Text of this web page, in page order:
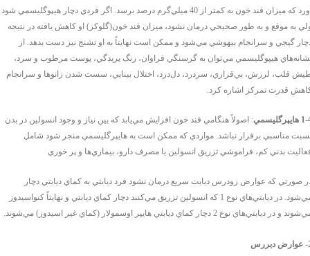
آورد كه ميزان قند خون به كمتر از 40 ميلي‌گرم درصد برسد. اگر فردي دچار هيپوگليسمي شود
به موقع و به طور صحيحي درمان نشود، ميزان قند خون(گلوكز) او كاهش يافته در نتيجه
گيجي و سرانجام بيهوشي مي‌شود و ممكن است نهايتاً به او تشنج نيز دست بدهد. از
هيپوگليسمي مي‌توان به گرسنگي فراوان، رنگ پريدگي، پوست مرطوب و سرد،
قلب، لرزش، بي‌قراري، سردرد، دل‌درد، اختلال بينايي، سست شدن زانوها و سرانجام
قدرت تمركز اشاره كرد.
: اصولاً هنگامي قند خون افزايش مي‌يابد كه بين نياز و وجود انسولين در بدن
مناسبي برقرار نباشد. مواردي كه ممكن است به هايپرگليسمي منجر شود شامل
بدني كم، فراموشي تزريق انسولين يا مصرف دارو، بيماري‌ها و پر خوري
صورتي كه عوارض زودرس ديابت سريع درمان نشود فرد ديابتي به كماي ديابتي دچار
مي‌شود. در ديابتي‌هاي نوع 1 كه انسولين تزريق مي‌كنند دچار كماي ديابتي و نهايتاً كتواسيدوز
و در ديابتي‌هاي نوع 2 دچار كماي ديابتي هايپر اوسمولار (كماي غير اسيدوز) مي‌شوند.
عوارض دیررس